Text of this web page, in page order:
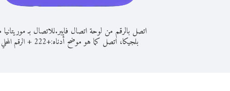
اتصل بالرقم من لوحة اتصال فايبر.للاتصال بـ
بلجيكا، اتصل كما هو موضح أدناه:+
222
+الرقم المحلي